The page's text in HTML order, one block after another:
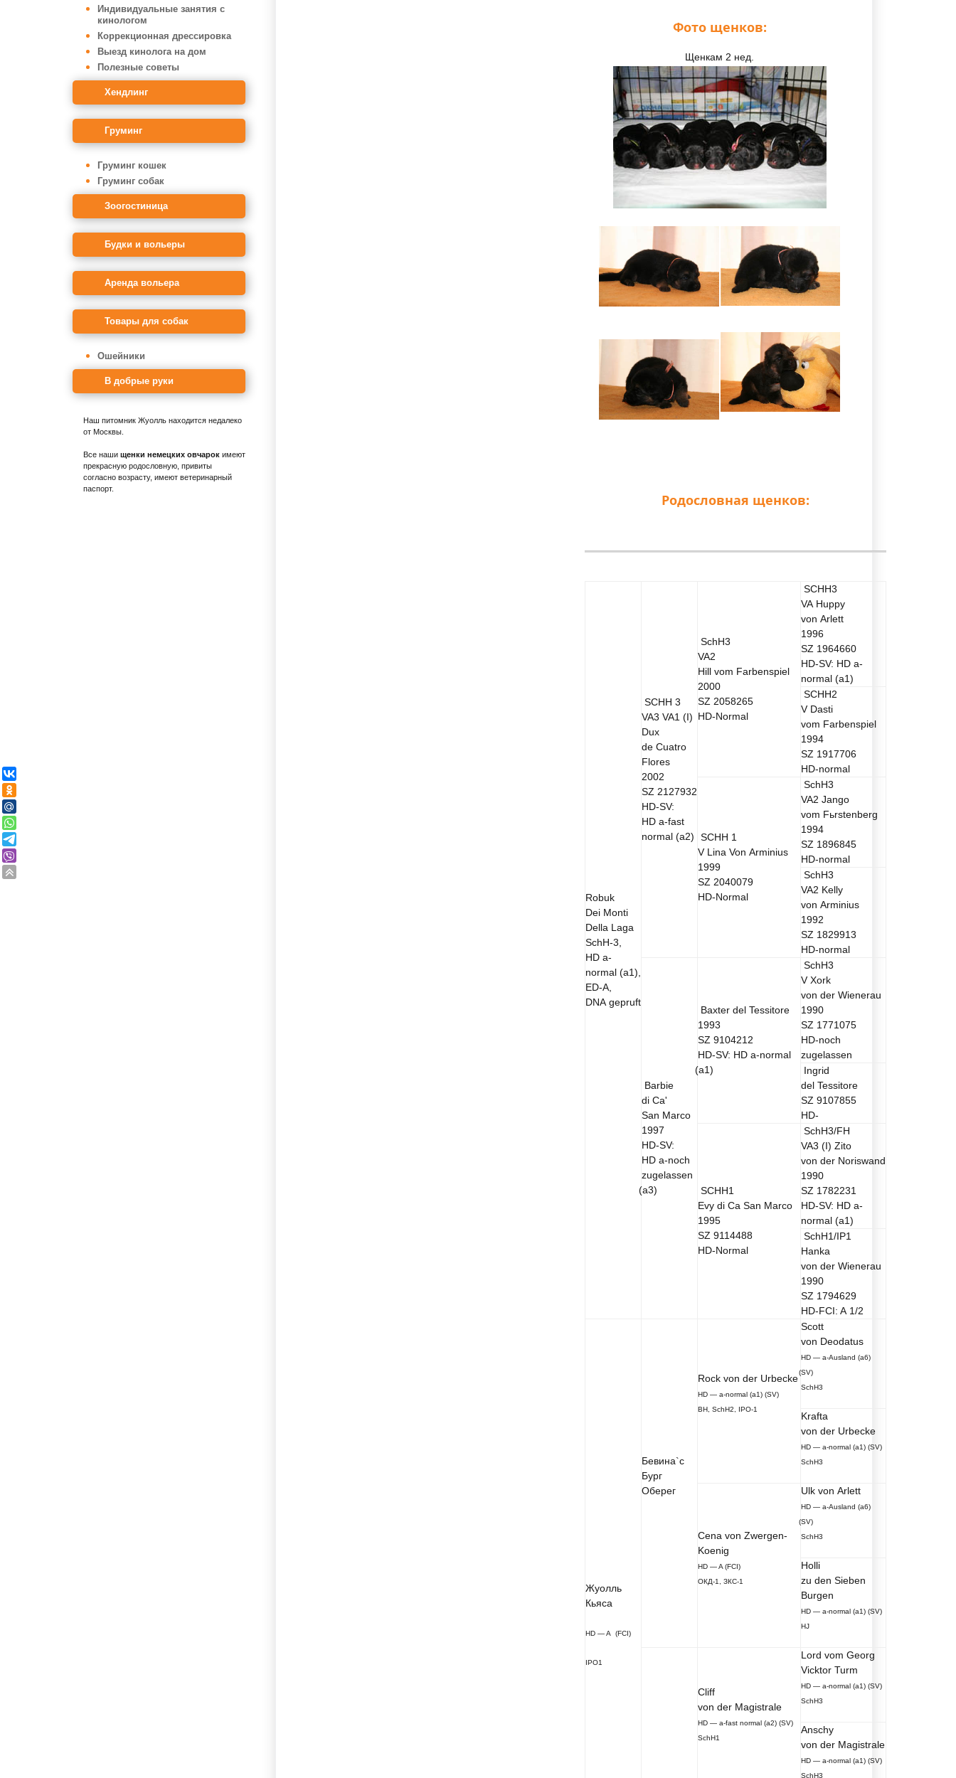
Индивидуальные занятия с
кинологом
Коррекционная дрессировка
Выезд кинолога на дом
Полезные советы
Хендлинг
Груминг
Груминг кошек
Груминг собак
Зоогостиница
Будки и вольеры
Аренда вольера
Товары для собак
Ошейники
В добрые руки
Наш питомник Жуолль находится недалеко
от Москвы.
Все наши щенки немецких овчарок имеют
прекрасную родословную, привиты
согласно возрасту, имеют ветеринарный
паспорт.
Фото щенков:
Щенкам 2 нед.
Родословная щенков:
Robuk
Dei Monti
Della Laga
SchH-3,
HD a-
normal (a1),
ED-А,
DNA gepruft
SCHH 3
VA3 VA1 (I)
Dux
de Cuatro
Flores
2002
SZ 2127932
HD-SV:
HD a-fast
normal (a2)
SchH3
VA2
Hill vom Farbenspiel
2000
SZ 2058265
HD-Normal
SCHH3
VA Huppy
von Arlett
1996
SZ 1964660
HD-SV: HD a-
normal (a1)
SCHH2
V Dasti
vom Farbenspiel
1994
SZ 1917706
HD-normal
SCHH 1
V Lina Von Arminius
1999
SZ 2040079
HD-Normal
SchH3
VA2 Jango
vom Fьrstenberg
1994
SZ 1896845
HD-normal
SchH3
VA2 Kelly
von Arminius
1992
SZ 1829913
HD-normal
Barbie
di Ca'
San Marco
1997
HD-SV:
HD a-noch
zugelassen
(a3)
Baxter del Tessitore
1993
SZ 9104212
HD-SV: HD a-normal
(a1)
SchH3
V Xork
von der Wienerau
1990
SZ 1771075
HD-noch
zugelassen
Ingrid
del Tessitore
SZ 9107855
HD-
SCHH1
Evy di Са San Marco
1995
SZ 9114488
HD-Normal
SchH3/FH
VA3 (I) Zito
von der Noriswand
1990
SZ 1782231
HD-SV: HD a-
normal (a1)
SchH1/IP1
Hanka
von der Wienerau
1990
SZ 1794629
HD-FCI: A 1/2
Жуолль
Кьяса
HD — A (FCI)
IPO1
Бевина`с
Бург
Оберег
Rock von der Urbecke
HD — a-normal (a1) (SV)
BH, SchH2, IPO-1
Scott
von Deodatus
HD — a-Ausland (a6)
(SV)
SchH3
Krafta
von der Urbecke
HD — a-normal (a1) (SV)
SchH3
Cena von Zwergen-
Koenig
HD — A (FCI)
ОКД-1, ЗКС-1
Ulk von Arlett
HD — a-Ausland (a6)
(SV)
SchH3
Holli
zu den Sieben
Burgen
HD — a-normal (a1) (SV)
HJ
Cliff
von der Magistrale
HD — a-fast normal (a2) (SV)
SchH1
Lord vom Georg
Vicktor Turm
HD — a-normal (a1) (SV)
SchH3
Anschy
von der Magistrale
HD — a-normal (a1) (SV)
SchH3